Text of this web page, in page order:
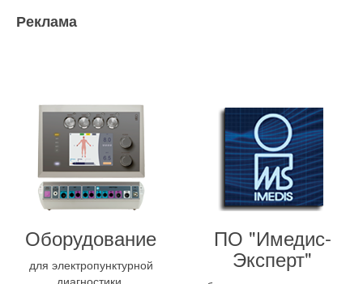
Реклама
Оборудование
для электропунктурной
диагностики,
ПО "Имедис-
Эксперт"